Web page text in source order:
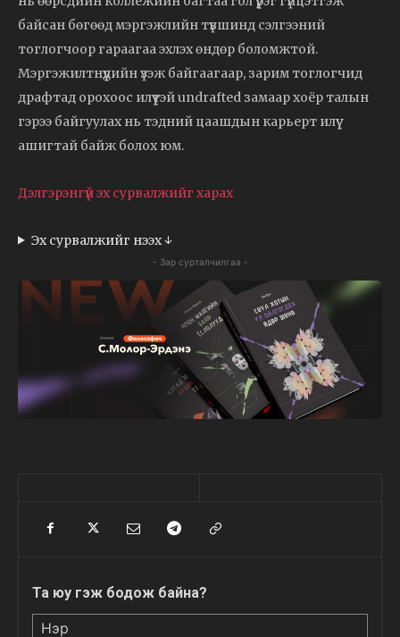
байсан бөгөөд мэргэжлийн түвшинд сэлгээний
тоглогчоор гараагаа эхлэх өндөр боломжтой.
Мэргэжилтнүүдийн үзэж байгаагаар, зарим тоглогчид
драфтад орохоос илүүтэй undrafted замаар хоёр талын
гэрээ байгуулах нь тэдний цаашдын карьерт илүү
ашигтай байж болох юм.
Дэлгэрэнгүй эх сурвалжийг харах
Эх сурвалжийг нээх ↓
- Зар сурталчилгаа -
Та юу гэж бодож байна?